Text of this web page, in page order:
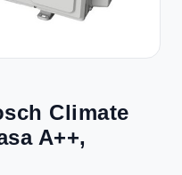
Climate
A++,